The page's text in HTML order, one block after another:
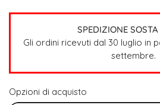
SPEDIZIONE
Gli ordini ricevuti dal 30 luglio in
settembre.
Opzioni di acquisto